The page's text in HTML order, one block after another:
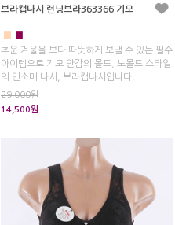
브라캡나시 런닝브라363366 기모런닝
■
추운 겨울을 보다 따뜻하게 보낼 수 있는 필수
아이템으로 기모 안감의 몰드, 노몰드 스타일
의 민소매 나시, 브라캡나시입니다.
29,000원
14,500원